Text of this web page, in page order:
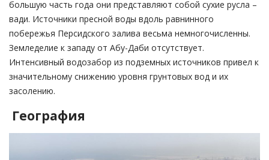
большую часть года они представляют собой сухие русла –
вади. Источники пресной воды вдоль равнинного
побережья Персидского залива весьма немногочисленны.
Земледелие к западу от Абу-Даби отсутствует.
Интенсивный водозабор из подземных источников привел к
значительному снижению уровня грунтовых вод и их
засолению.
География